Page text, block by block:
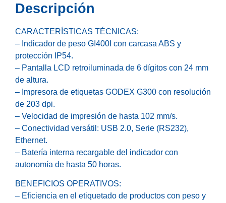
Descripción
CARACTERÍSTICAS TÉCNICAS:
– Indicador de peso GI400I con carcasa ABS y
protección IP54.
– Pantalla LCD retroiluminada de 6 dígitos con 24 mm
de altura.
– Impresora de etiquetas GODEX G300 con resolución
de 203 dpi.
– Velocidad de impresión de hasta 102 mm/s.
– Conectividad versátil: USB 2.0, Serie (RS232),
Ethernet.
– Batería interna recargable del indicador con
autonomía de hasta 50 horas.
BENEFICIOS OPERATIVOS:
– Eficiencia en el etiquetado de productos con peso y